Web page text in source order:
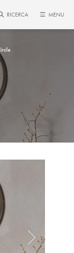
RICERCA MENU